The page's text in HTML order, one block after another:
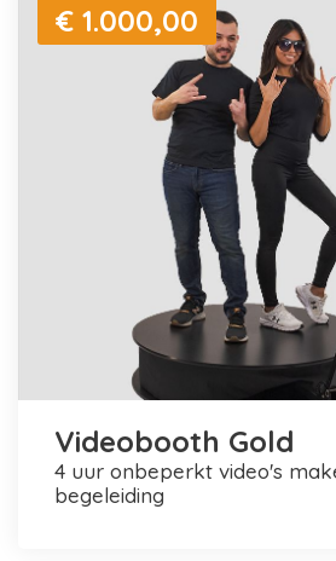
€ 1.000,00
Videobooth Gold
4 uur onbeperkt video's maken + personele
begeleiding